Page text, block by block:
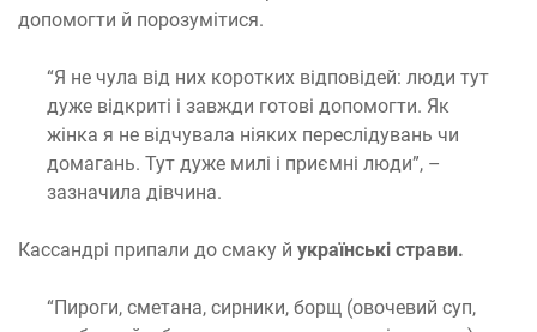
допомогти й порозумітися.
“Я не чула від них коротких відповідей: люди тут
дуже відкриті і завжди готові допомогти. Як
жінка я не відчувала ніяких переслідувань чи
домагань. Тут дуже милі і приємні люди”, –
зазначила дівчина.
Кассандрі припали до смаку й українські страви.
“Пироги, сметана, сирники, борщ (овочевий суп,